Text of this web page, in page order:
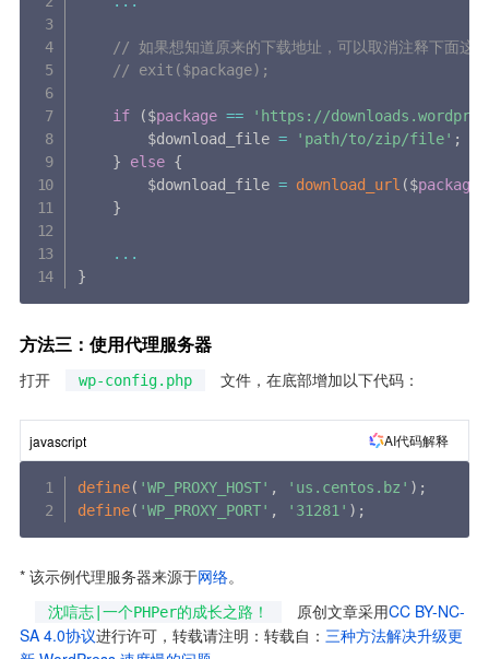
// 如果想知道原来的下载地址，可以取消注释下面这
// exit($package);
if ($package ==
'https://
		$download_file
= 'path/to/zip/file' ;
}
else {
		$download_file
= download_url ($package
}
...
}
方法三：使用代理服务器
打开 wp-config.php 文件，在底部增加以下代码：
javascript AI代码解释
define( 'WP_PROXY_HOST' , 'us.centos.bz' ) ;
define( 'WP_PROXY_PORT' , '31281' ) ;
* 该示例代理服务器来源于网络。
沈唁志|一个PHPer的成长之路！ 原创文章采用CC BY-NC-
SA 4.0协议进行许可，转载请注明：转载自： 三种方法解决升级更